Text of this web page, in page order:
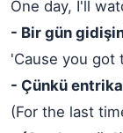
One day, I'll
- Bir gün
'Cause you got
- Çünkü
(For the last